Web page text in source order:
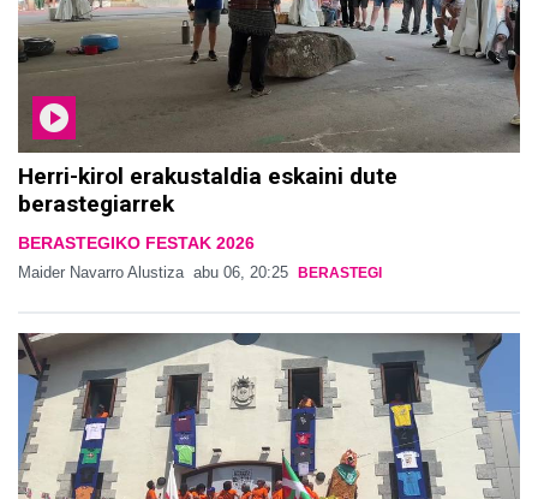
Herri-kirol erakustaldia eskaini dute
berastegiarrek
BERASTEGIKO FESTAK 2026
Maider Navarro Alustiza abu 06, 20:25 BERASTEGI